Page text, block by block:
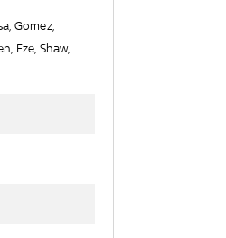
Gomez,
Eze, Shaw,